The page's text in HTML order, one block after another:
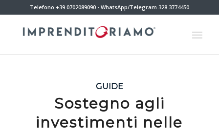
Telefono +39 0702089090 - WhatsApp/Telegram 328 3774450
GUIDE
Sostegno agli
investimenti nelle